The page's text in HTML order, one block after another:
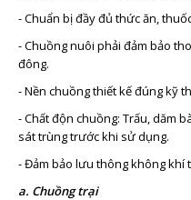
- Chuẩn bị đầy đủ thức ăn,
- Chuồng nuôi phải đảm bảo
đông.
- Nền chuồng thiết kế đúng kỹ
- Chất độn chuồng: Trấu, dăm
sát trùng trước khi sử dụng.
- Đảm bảo lưu thông không khí
a. Chuồng trại